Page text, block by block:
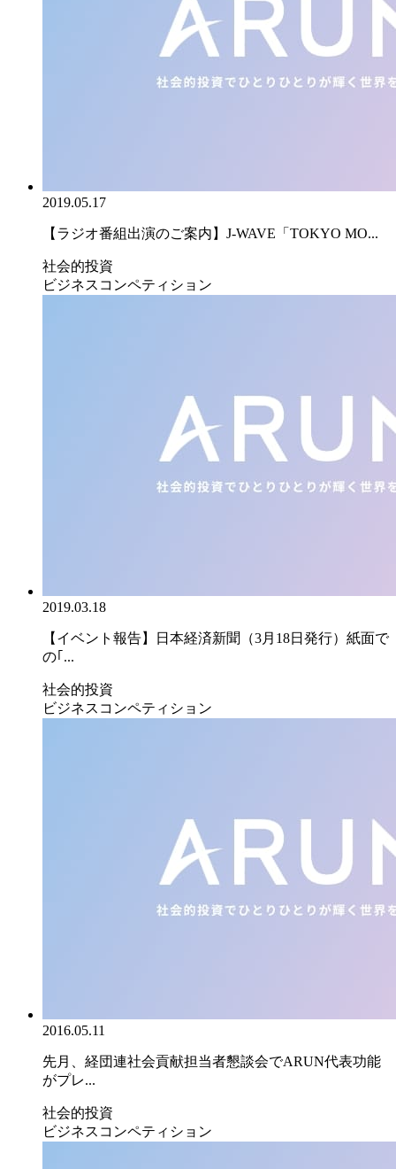
2019.05.17
【ラジオ番組出演のご案内】J-WAVE「TOKYO MO...
社会的投資
ビジネスコンペティション
2019.03.18
【イベント報告】日本経済新聞（3月18日発行）紙面で
の｢...
社会的投資
ビジネスコンペティション
2016.05.11
先月、経団連社会貢献担当者懇談会でARUN代表功能
がプレ...
社会的投資
ビジネスコンペティション